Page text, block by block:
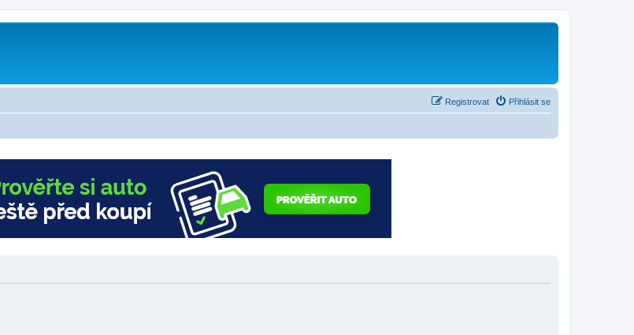
Přihlásit se
Registrovat